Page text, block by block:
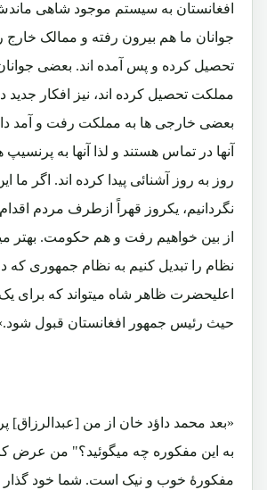
افغانستان به سیستم موجود شاهی
جوانان ما هم بیرون رفته و ممالک خارج
تحصیل کرده و پس آمده اند. بعضی
مملکت تحصیل کرده اند، نیز افکار جدید
بعضی خارجی ها به مملکت رفت و آمد
آنها در تماس هستند و لذا آنها به
روز به روز آشنائی پیدا کرده اند. اگر ما
نگردانیم، یکروز قهراً ازطرف مردم
از بین خواهیم رفت و هم حکومت. بهتر
نظام را تبدیل کنیم به نظام جمهوری که
اعلیحضرت ظاهر شاه میتواند که برای یک
حیث رئیس جمهور افغانستان قبول
«بعد محمد داؤد خان از من [عبدالرزاق]
به این مفکوره چه میگوئید؟" من عرض
مفکورۀ خوب و نیک است. شما خود گذار